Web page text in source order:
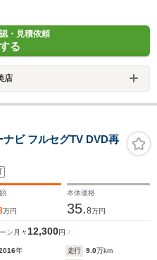
・見積依頼
る
店
ビ フルセグTV DVD再
万円
本体価格
35.8万円
ン 月々12,300円
年 走行 9.0万km